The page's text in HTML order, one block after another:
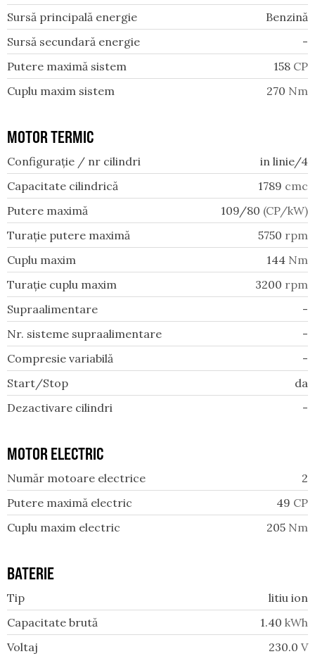
Sursă principală energie
Benzină
Sursă secundară energie
-
Putere maximă sistem
158 CP
Cuplu maxim sistem
270 Nm
MOTOR TERMIC
Configurație / nr cilindri
in linie/4
Capacitate cilindrică
1789 cmc
Putere maximă
109/80 (CP/kW)
Turație putere maximă
5750 rpm
Cuplu maxim
144 Nm
Turație cuplu maxim
3200 rpm
Supraalimentare
-
Nr. sisteme supraalimentare
-
Compresie variabilă
-
Start/Stop
da
Dezactivare cilindri
-
MOTOR ELECTRIC
Număr motoare electrice
2
Putere maximă electric
49 CP
Cuplu maxim electric
205 Nm
BATERIE
Tip
litiu ion
Capacitate brută
1.40 kWh
Voltaj
230.0 V